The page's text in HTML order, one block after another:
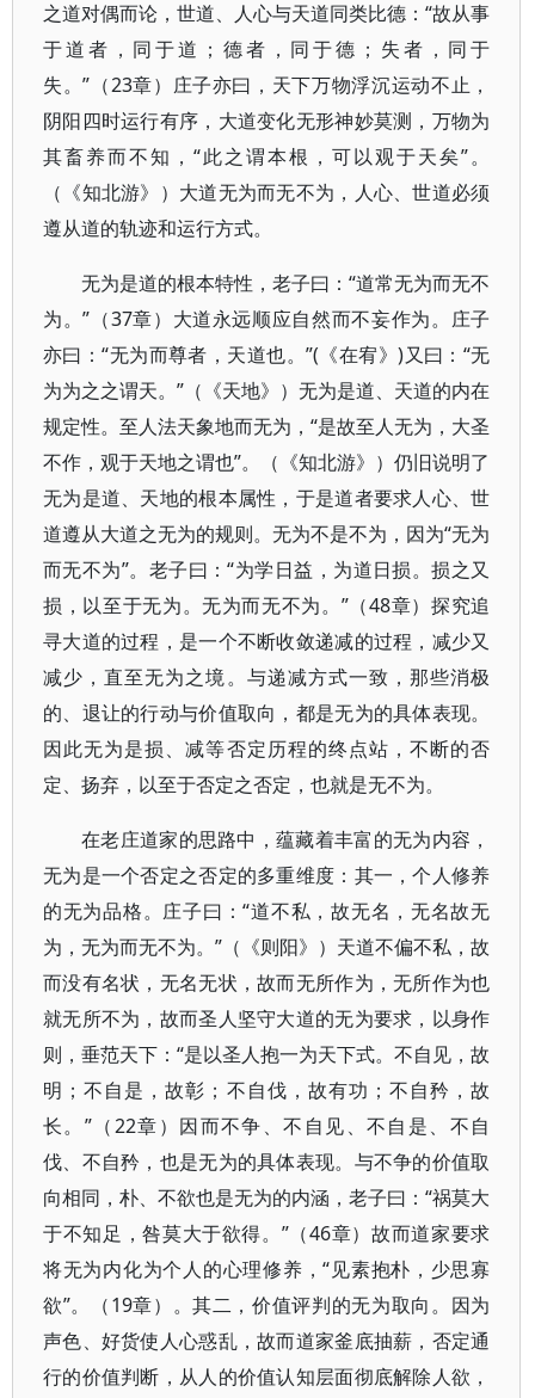
之道对偶而论，世道、人心与天道同类比德：“故从事
于道者，同于道；德者，同于德；失者，同于
失。”（23章）庄子亦曰，天下万物浮沉运动不止，
阴阳四时运行有序，大道变化无形神妙莫测，万物为
其畜养而不知，“此之谓本根，可以观于天矣”。
（《知北游》）大道无为而无不为，人心、世道必须
遵从道的轨迹和运行方式。
无为是道的根本特性，老子曰：“道常无为而无不
为。”（37章）大道永远顺应自然而不妄作为。庄子
亦曰：“无为而尊者，天道也。”(《在宥》)又曰：“无
为为之之谓天。”（《天地》）无为是道、天道的内在
规定性。至人法天象地而无为，“是故至人无为，大圣
不作，观于天地之谓也”。（《知北游》）仍旧说明了
无为是道、天地的根本属性，于是道者要求人心、世
道遵从大道之无为的规则。无为不是不为，因为“无为
而无不为”。老子曰：“为学日益，为道日损。损之又
损，以至于无为。无为而无不为。”（48章）探究追
寻大道的过程，是一个不断收敛递减的过程，减少又
减少，直至无为之境。与递减方式一致，那些消极
的、退让的行动与价值取向，都是无为的具体表现。
因此无为是损、减等否定历程的终点站，不断的否
定、扬弃，以至于否定之否定，也就是无不为。
在老庄道家的思路中，蕴藏着丰富的无为内容，
无为是一个否定之否定的多重维度：其一，个人修养
的无为品格。庄子曰：“道不私，故无名，无名故无
为，无为而无不为。”（《则阳》）天道不偏不私，故
而没有名状，无名无状，故而无所作为，无所作为也
就无所不为，故而圣人坚守大道的无为要求，以身作
则，垂范天下：“是以圣人抱一为天下式。不自见，故
明；不自是，故彰；不自伐，故有功；不自矜，故
长。”（22章）因而不争、不自见、不自是、不自
伐、不自矜，也是无为的具体表现。与不争的价值取
向相同，朴、不欲也是无为的内涵，老子曰：“祸莫大
于不知足，咎莫大于欲得。”（46章）故而道家要求
将无为内化为个人的心理修养，“见素抱朴，少思寡
欲”。（19章）。其二，价值评判的无为取向。因为
声色、好货使人心惑乱，故而道家釜底抽薪，否定通
行的价值判断，从人的价值认知层面彻底解除人欲，